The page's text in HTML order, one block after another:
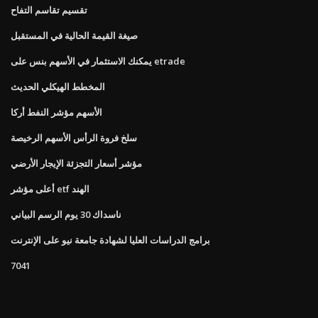
تقسيم تقاسم التفاح
صيغة القيمة الحالية في المستقبل
يمكنك الاستثمار في الأسهم بنس على etrade
المخطط الهيكلي الحديث
الأسهم مؤشر النفط أركا
سلخ فروة الرأس الأسهم الرخيصة
مؤشر أسعار التجزئة الإيجار الأرضي
أعلى مؤشر etf الهند
ناسداك 30 يوم الرسم البياني
برامج الدراسات العليا لشهادة جامعة نيو على الإنترنت
7041